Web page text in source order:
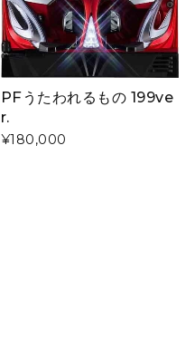
PFうたわれるもの 199ve
r.
¥180,000